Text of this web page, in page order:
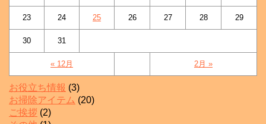
« 12月 2月 »
23 24 25 26 27 28 29
30 31
お役立ち情報 (3)
お掃除アイテム (20)
ご挨拶 (2)